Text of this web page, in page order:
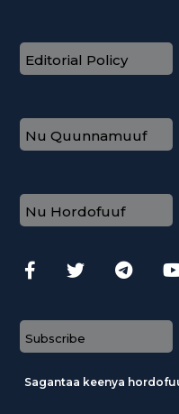
Editorial Policy
Nu Quunnamuuf
Nu Hordofuuf
Subscribe
Sagantaa keenya